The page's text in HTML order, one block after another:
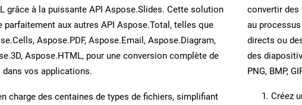
grâce à la puissante API Aspose.Slides. Cette solution
parfaitement aux autres API Aspose.Total, telles que
Aspose.PDF, Aspose.Email, Aspose.Diagram,
Aspose.HTML, pour une conversion complète de
vos applications.
charge des centaines de types de fichiers, simplifiant
convertir des
au processus
directs ou
des
PNG, BMP,
Créez